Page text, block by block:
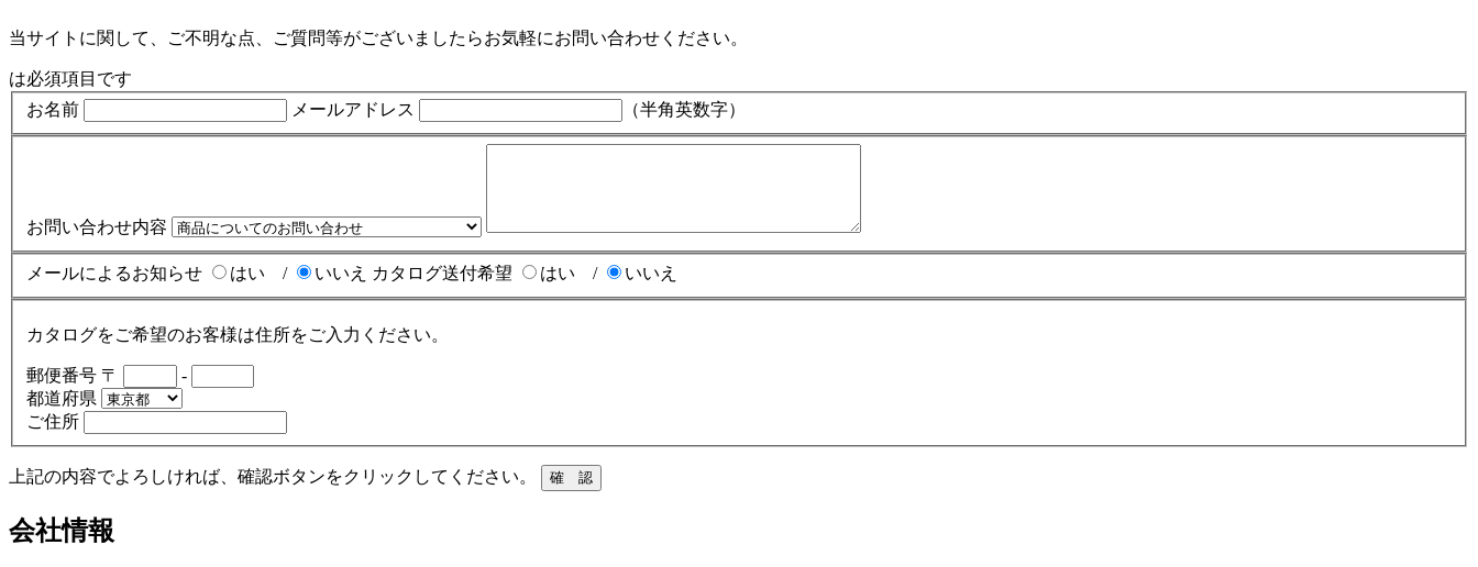
当サイトに関して、ご不明な点、ご質問等がございましたらお気軽にお問い合わせください。
は必須項目です
お名前
メールアドレス （半角英数字）
お問い合わせ内容
メールによるお知らせ はい / いいえ カタログ送付希望 はい / いいえ
カタログをご希望のお客様は住所をご入力ください。
郵便番号 〒
-
都道府県
ご住所
上記の内容でよろしければ、確認ボタンをクリックしてください。
会社情報